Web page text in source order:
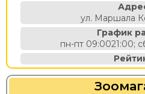
ул. Маршала
График
пн-пт 09:0021:00;